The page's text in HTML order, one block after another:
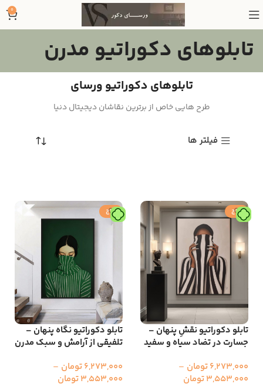
0
تابلوهای دکوراتیو مدرن
تابلوهای دکوراتیو ورسای
طرح هایی خاص از برترین نقاشان دیجیتال دنیا
فیلتر ها
حراج
تابلو دکوراتیو نقشِ پنهان –
جسارت در تضاد سیاه و سفید
6,273,000تومان –
3,553,000تومان
حراج
تابلو دکوراتیو نگاه پنهان –
تلفیقی از آرامش و سبک مدرن
6,273,000تومان –
3,553,000تومان